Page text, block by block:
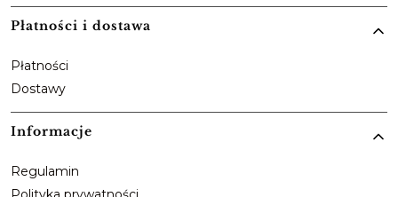
Płatności i dostawa
Płatności
Dostawy
Informacje
Regulamin